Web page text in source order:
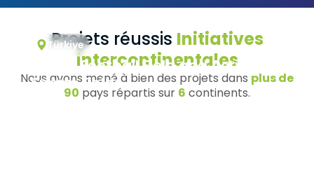
Projets réussis Initiatives
intercontinentales
Nous avons mené à bien des projets dans plus de
90 pays répartis sur 6 continents.
Türkiye
Serbia Football Field and Acrylic
Sports Fields